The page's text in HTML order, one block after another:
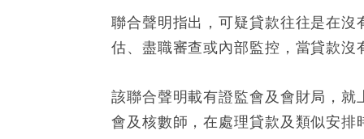
聯合聲明指出，可疑貸款往往是在
估、盡職審查或內部監控，當貸款沒
該聯合聲明載有證監會及會財局，
會及核數師，在處理貸款及類似安排